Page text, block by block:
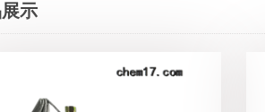
示